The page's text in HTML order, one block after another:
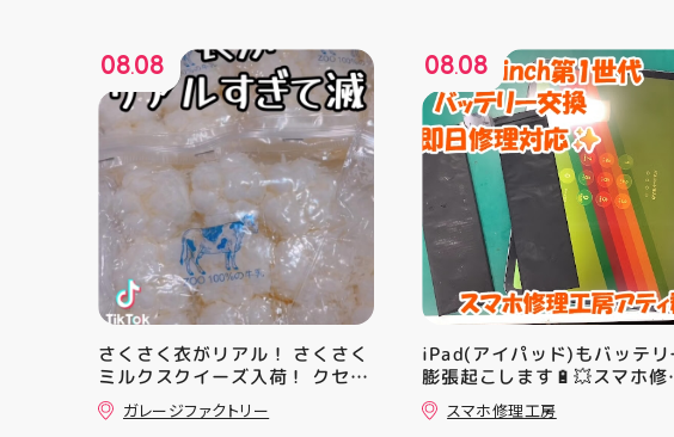
08.08
さくさく衣がリアル！ さくさく
ミルクスクイーズ入荷！ クセに
なる感触ですよ 他にもスクイー
ズ大量入荷予定です お楽しみに
ガレージファクトリー
08.08
iPad(アイパッド)もバッテリ
膨張起こします🔋💥スマホ修
工房アティ郡山店ならデータそ
のまま修理できます😊
スマホ修理工房